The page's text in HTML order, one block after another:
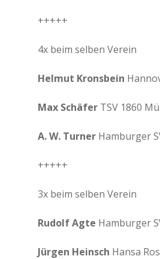
T
l
h
e
e
s
b
+++++
4x beim selben Verein
Helmut Kronsbein
Max Schäfer TSV 1860
A. W. Turner Hamburger
+++++
3x beim selben Verein
Rudolf Agte Hamburger
Jürgen Heinsch Hansa